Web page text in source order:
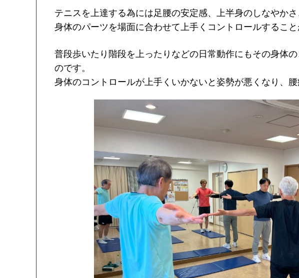
テニスを上達する為には足腰の安定感、上半身のしなやか
身体のパーツを場面に合わせて上手くコントロールすること
普段歩いたり階段を上ったりなどの日常動作にもその身体
のです。
身体のコントロールが上手くいかないと姿勢が悪くなり、